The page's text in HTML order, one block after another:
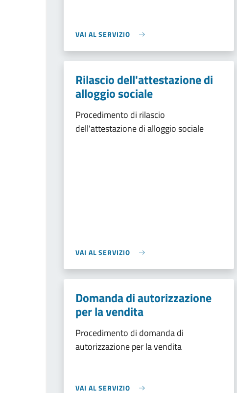
VAI AL SERVIZIO
Rilascio dell'attestazione di
alloggio sociale
Procedimento di rilascio
dell'attestazione di alloggio sociale
VAI AL SERVIZIO
Domanda di autorizzazione
per la vendita
Procedimento di domanda di
autorizzazione per la vendita
VAI AL SERVIZIO